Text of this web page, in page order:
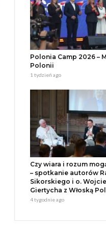
Polonia Camp 2026 –
Polonii
1 tydzień ago
Czy wiara i rozum
– spotkanie autorów
Sikorskiego i o.
Giertycha z Włoską
4 tygodnie ago